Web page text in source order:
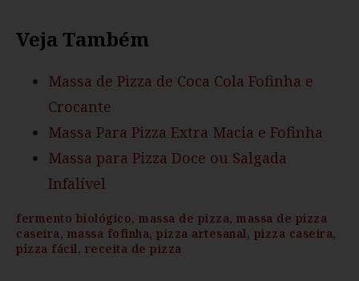
Veja Também
Massa de Pizza de Coca Cola Fofinha e
Crocante
Massa Para Pizza Extra Macia e Fofinha
Massa para Pizza Doce ou Salgada
Infalível
fermento biológico, massa de pizza, massa de pizza
caseira, massa fofinha, pizza artesanal, pizza caseira,
pizza fácil, receita de pizza